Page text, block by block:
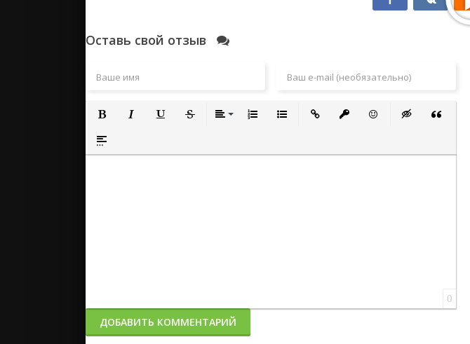
Оставь свой отзыв
Полужирный
Вставка спойлера
0
ДОБАВИТЬ КОММЕНТАРИЙ